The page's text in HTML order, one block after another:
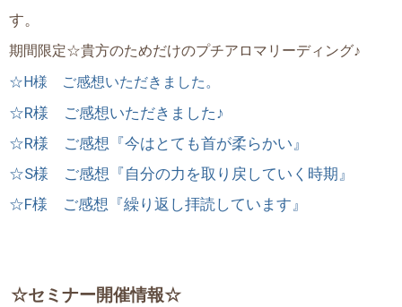
す。
期間限定☆貴方のためだけのプチアロマリーディング♪
☆H様 ご感想いただきました。
☆R様 ご感想いただきました♪
☆R様 ご感想『今はとても首が柔らかい』
☆S様 ご感想『自分の力を取り戻していく時期』
☆F様 ご感想『繰り返し拝読しています』
☆セミナー開催情報☆